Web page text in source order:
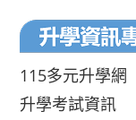
115多元升學網
升學考試資訊